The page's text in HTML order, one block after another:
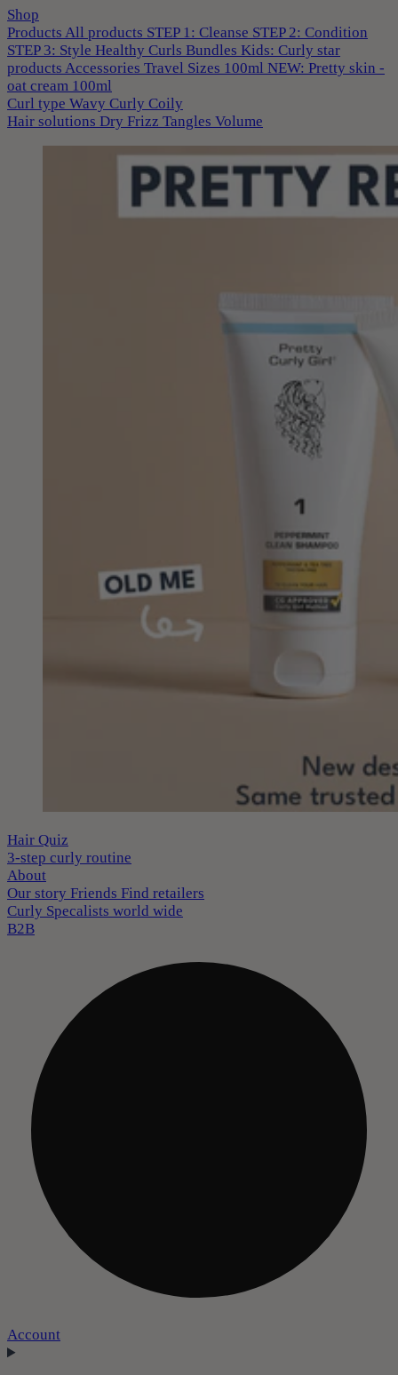
Shop
Products All products STEP 1: Cleanse STEP 2: Condition
STEP 3: Style Healthy Curls Bundles Kids: Curly star
products Accessories Travel Sizes 100ml NEW: Pretty skin -
oat cream 100ml
Curl type Wavy Curly Coily
Hair solutions Dry Frizz Tangles Volume
Hair Quiz
3-step curly routine
About
Our story Friends Find retailers
Curly Specalists world wide
B2B
Account